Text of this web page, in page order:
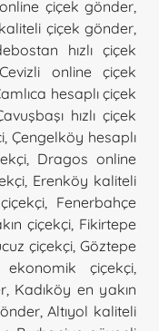
çiçek gönder,
çiçek gönder,
hızlı çiçek
Cevizli online çiçek
hesaplı çiçek
hızlı çiçek
, Çengelköy hesaplı
, Dragos online
, Erenköy kaliteli
, Fenerbahçe
çiçekçi, Fikirtepe
çiçekçi,Göztepe
ekonomik çiçekçi,
, Kadıköy en yakın
,Altıyol kaliteli